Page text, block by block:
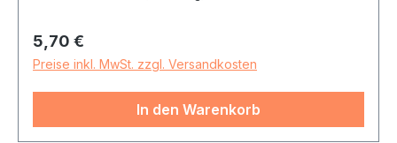
Regulärer Preis:
5,70 €
Preise inkl. MwSt. zzgl. Versandkosten
In den Warenkorb